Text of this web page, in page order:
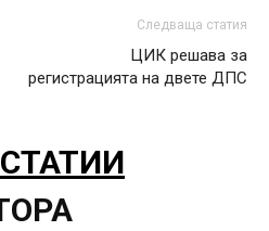
Следваща статия
ЦИК решава за
регистрацията на двете ДПС